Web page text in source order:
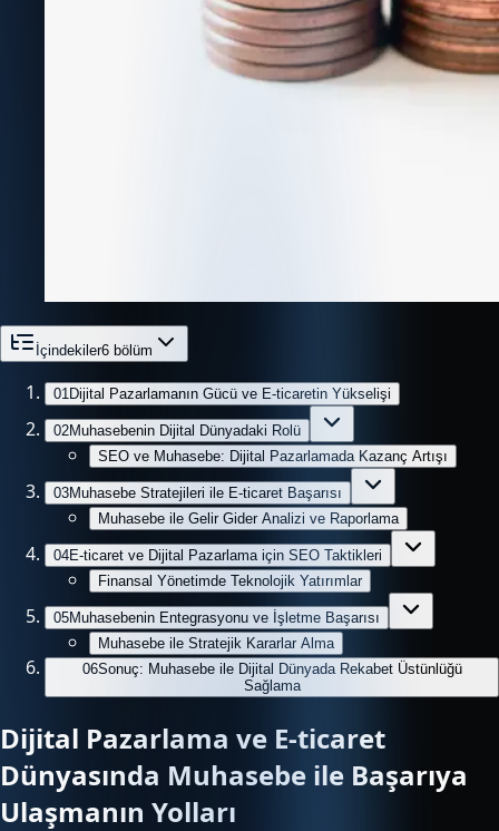
İçindekiler6 bölüm
01 Dijital Pazarlamanın Gücü ve E-ticaretin Yükselişi
02Muhasebenin Dijital Dünyadaki Rolü
SEO ve Muhasebe: Dijital Pazarlamada Kazanç Artışı
03Muhasebe Stratejileri ile E-ticaret Başarısı
Muhasebe ile Gelir Gider Analizi ve Raporlama
04E-ticaret ve Dijital Pazarlama için SEO Taktikleri
Finansal Yönetimde Teknolojik Yatırımlar
05Muhasebenin Entegrasyonu ve İşletme Başarısı
Muhasebe ile Stratejik Kararlar Alma
06Sonuç: Muhasebe ile Dijital Dünyada Rekabet Üstünlüğü
Sağlama
Dijital Pazarlama ve E-ticaret
Dünyasında Muhasebe ile Başarıya
Ulaşmanın Yolları